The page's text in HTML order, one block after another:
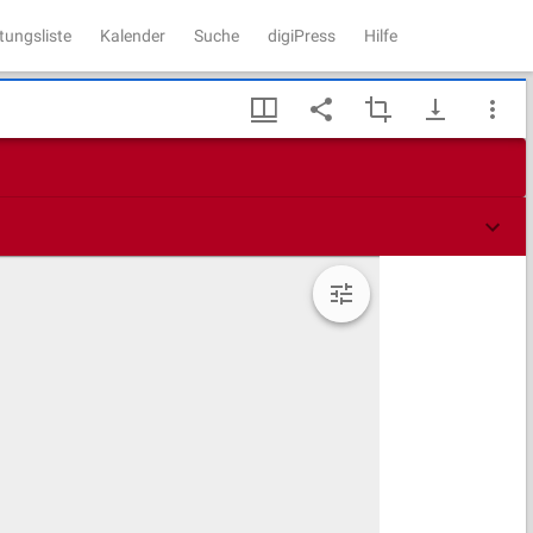
Kalender Suche digiPress Hilfe